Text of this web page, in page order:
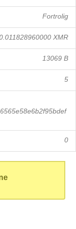
Fortrolig
XMR
13069 B
5
0